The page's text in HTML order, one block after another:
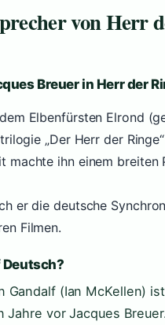
von Herr
Breuer in Herr der
Elbenfürsten Elrond
„Der Herr der
machte ihn einem breiten
er die deutsche
Filmen.
Gandalf (Ian McKellen)
Jahre vor Jacques